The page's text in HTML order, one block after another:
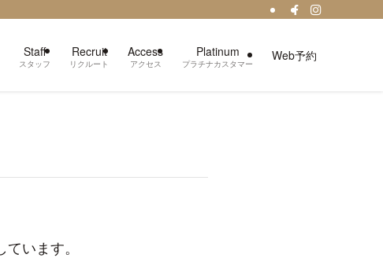
Staff
スタッフ
Recruit
リクルート
Access
アクセス
Platinum
プラチナカスタマー
Web予約
います。